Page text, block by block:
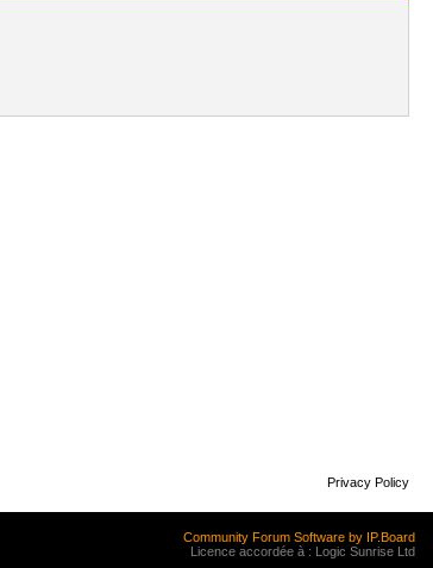
Privacy Policy
Community Forum Software by IP.Board
Licence accordée à : Logic Sunrise Ltd